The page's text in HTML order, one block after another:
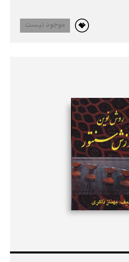
موجود نیست